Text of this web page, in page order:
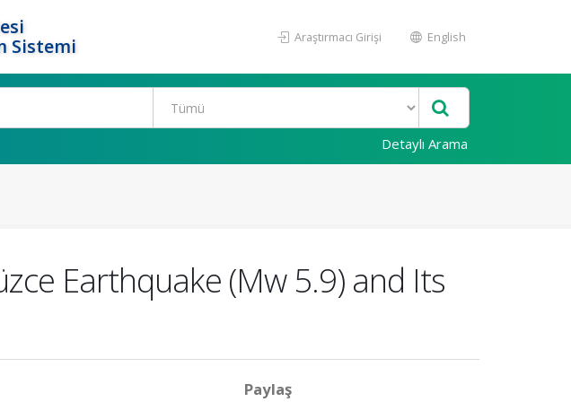
Sistemi
Araştırmacı Girişi English
Detaylı Arama
Earthquake (Mw 5.9) and Its
Paylaş